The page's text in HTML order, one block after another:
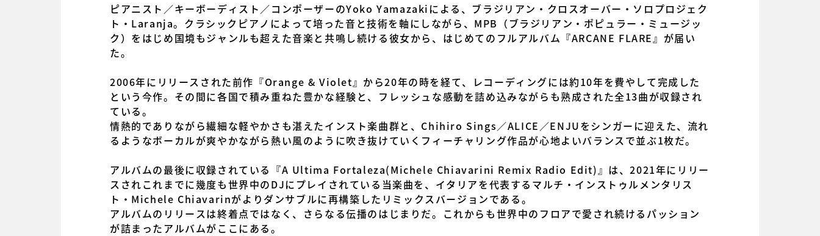
ピアニスト／キーボーディスト／コンポーザーのYoko Yamazakiによる、ブラジリアン・クロスオーバー・ソロプロジェク
ト・Laranja。クラシックピアノによって培った音と技術を軸にしながら、MPB（ブラジリアン・ポピュラー・ミュージッ
ク）をはじめ国境もジャンルも超えた音楽と共鳴し続ける彼女から、はじめてのフルアルバム『ARCANE FLARE』が届い
た。
2006年にリリースされた前作『Orange & Violet』から20年の時を経て、レコーディングには約10年を費やして完成した
という今作。その間に各国で積み重ねた豊かな経験と、フレッシュな感動を詰め込みながらも熟成された全13曲が収録され
ている。
情熱的でありながら繊細な軽やかさも湛えたインスト楽曲群と、Chihiro Sings／ALICE／ENJUをシンガーに迎えた、流れ
るようなボーカルが爽やかながら熱い風のように吹き抜けていくフィーチャリング作品が心地よいバランスで並ぶ1枚だ。
アルバムの最後に収録されている『A Ultima Fortaleza(Michele Chiavarini Remix Radio Edit)』は、2021年にリリー
スされこれまでに幾度も世界中のDJにプレイされている当楽曲を、イタリアを代表するマルチ・インストゥルメンタリス
ト・Michele Chiavarinがよりダンサブルに再構築したリミックスバージョンである。
アルバムのリリースは終着点ではなく、さらなる伝播のはじまりだ。これからも世界中のフロアで愛され続けるパッション
が詰まったアルバムがここにある。